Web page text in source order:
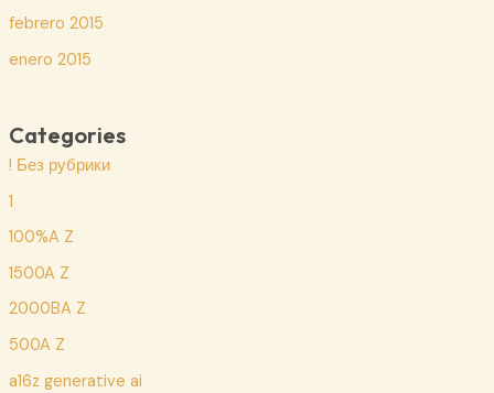
febrero 2015
enero 2015
Categories
! Без рубрики
1
100%A Z
1500A Z
2000BA Z
500A Z
a16z generative ai